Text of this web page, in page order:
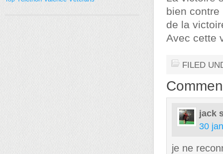
bien contre
de la
Avec cette
FILED
jack
30
je ne